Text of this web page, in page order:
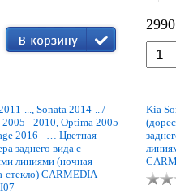
..., Sonata 2014-.../
- 2010, Optima 2005
2016 - … Цветная
заднего вида с
линиями (ночная
стекло) CARMEDIA
Kia